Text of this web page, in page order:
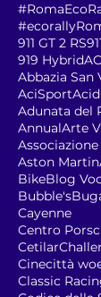
911 GT 2 RS
919 Hybrid
Abbazia San
AciSport
Adunata del
AnnualArte
Aston Martin
BikeBlog
Bubble's
Cayenne
Centro
Cetilar
Cinecittà
Classic